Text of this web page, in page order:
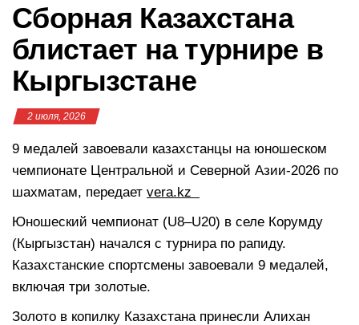
Сборная Казахстана
блистает на турнире в
Кыргызстане
2 июля, 2026
9 медалей завоевали казахстанцы на юношеском
чемпионате Центральной и Северной Азии-2026 по
шахматам, передает vera.kz
Юношеский чемпионат (U8–U20) в селе Корумду
(Кыргызстан) начался с турнира по рапиду.
Казахстанские спортсмены завоевали 9 медалей,
включая три золотые.
Золото в копилку Казахстана принесли Алихан